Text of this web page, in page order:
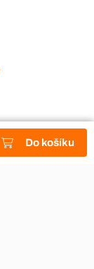
Do košíku